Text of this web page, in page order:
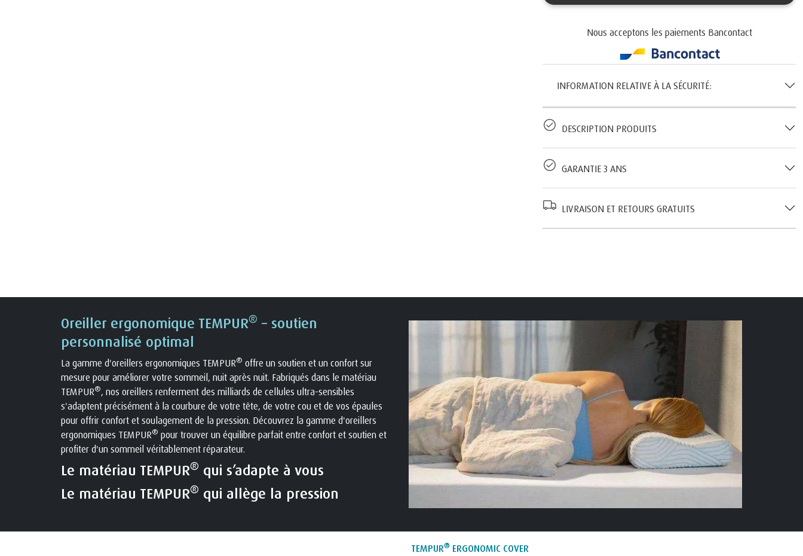
Nous acceptons les paiements Bancontact
INFORMATION RELATIVE À LA SÉCURITÉ:
DESCRIPTION PRODUITS
GARANTIE 3 ANS
LIVRAISON ET RETOURS GRATUITS
Oreiller ergonomique TEMPUR® – soutien
personnalisé optimal
La gamme d'oreillers ergonomiques TEMPUR® offre un soutien et un confort sur
mesure pour améliorer votre sommeil, nuit après nuit. Fabriqués dans le matériau
TEMPUR®, nos oreillers renferment des milliards de cellules ultra-sensibles
s'adaptent précisément à la courbure de votre tête, de votre cou et de vos épaules
pour offrir confort et soulagement de la pression. Découvrez la gamme d'oreillers
ergonomiques TEMPUR® pour trouver un équilibre parfait entre confort et soutien et
profiter d'un sommeil véritablement réparateur.
Le matériau TEMPUR® qui s’adapte à vous
Le matériau TEMPUR® qui allège la pression
TEMPUR® ERGONOMIC COVER